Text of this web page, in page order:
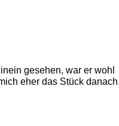
gesehen, war er wohl
eher das Stück danach.